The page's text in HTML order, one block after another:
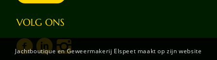
VOLG ONS
Jachtboutique en Geweermakerij Elspeet maakt op zijn website